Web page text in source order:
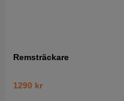
Remsträckare
1290 kr